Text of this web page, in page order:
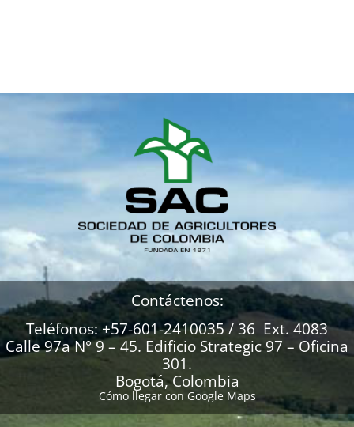
Contáctenos:
Teléfonos: +57-601-2410035 / 36 Ext. 4083
Calle 97a N° 9 – 45. Edificio Strategic 97 – Oficina
301.
Bogotá, Colombia
Cómo llegar con Google Maps